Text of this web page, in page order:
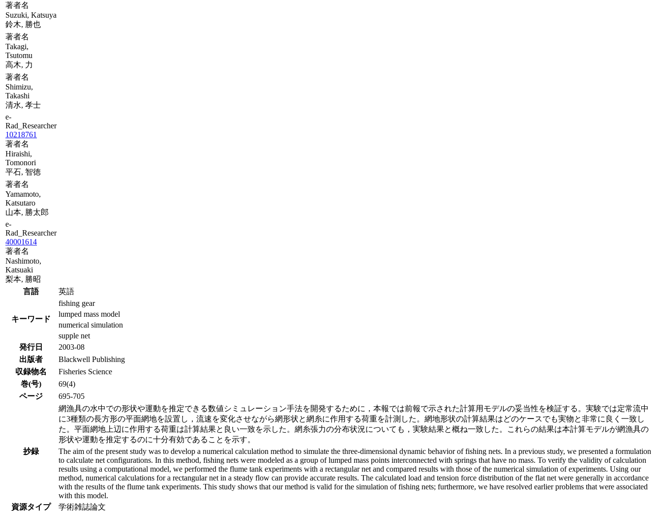
著者名
Suzuki, Katsuya
鈴木, 勝也
著者名
Takagi,
Tsutomu
高木, 力
著者名
Shimizu,
Takashi
清水, 孝士
e-
Rad_Researcher
10218761
著者名
Hiraishi,
Tomonori
平石, 智徳
著者名
Yamamoto,
Katsutaro
山本, 勝太郎
e-
Rad_Researcher
40001614
著者名
Nashimoto,
Katsuaki
梨本, 勝昭
言語
英語
キーワード
fishing gear
lumped mass model
numerical simulation
supple net
発行日
2003-08
出版者
Blackwell Publishing
収録物名
Fisheries Science
巻(号)
69(4)
ページ
695-705
抄録
網漁具の水中での形状や運動を推定できる数値シミュレーション手法を開発するために，本報では前報で示された計算用モデルの妥当性を検証する。実験では定常流中
に3種類の長方形の平面網地を設置し，流速を変化させながら網形状と網糸に作用する荷重を計測した。網地形状の計算結果はどのケースでも実物と非常に良く一致し
た。平面網地上辺に作用する荷重は計算結果と良い一致を示した。網糸張力の分布状況についても，実験結果と概ね一致した。これらの結果は本計算モデルが網漁具の
形状や運動を推定するのに十分有効であることを示す。
The aim of the present study was to develop a numerical calculation method to simulate the three-dimensional dynamic behavior of fishing nets. In a previous study, we presented a formulation
to calculate net configurations. In this method, fishing nets were modeled as a group of lumped mass points interconnected with springs that have no mass. To verify the validity of calculation
results using a computational model, we performed the flume tank experiments with a rectangular net and compared results with those of the numerical simulation of experiments. Using our
method, numerical calculations for a rectangular net in a steady flow can provide accurate results. The calculated load and tension force distribution of the flat net were generally in accordance
with the results of the flume tank experiments. This study shows that our method is valid for the simulation of fishing nets; furthermore, we have resolved earlier problems that were associated
with this model.
資源タイプ
学術雑誌論文